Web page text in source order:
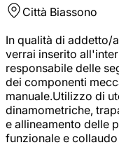
Città Biassono
In qualità di addetto/
verrai inserito
responsabile delle
dei componenti
manuale.Utilizzo di
dinamometriche,
e allineamento delle
funzionale e